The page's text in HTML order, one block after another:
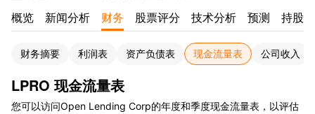
概览 新闻分析 财务 股票评分 技术分析 预测 持股
财务摘要 利润表 资产负债表 现金流量表 公司收入
LPRO 现金流量表
您可以访问Open Lending Corp的年度和季度现金流量表，以评估